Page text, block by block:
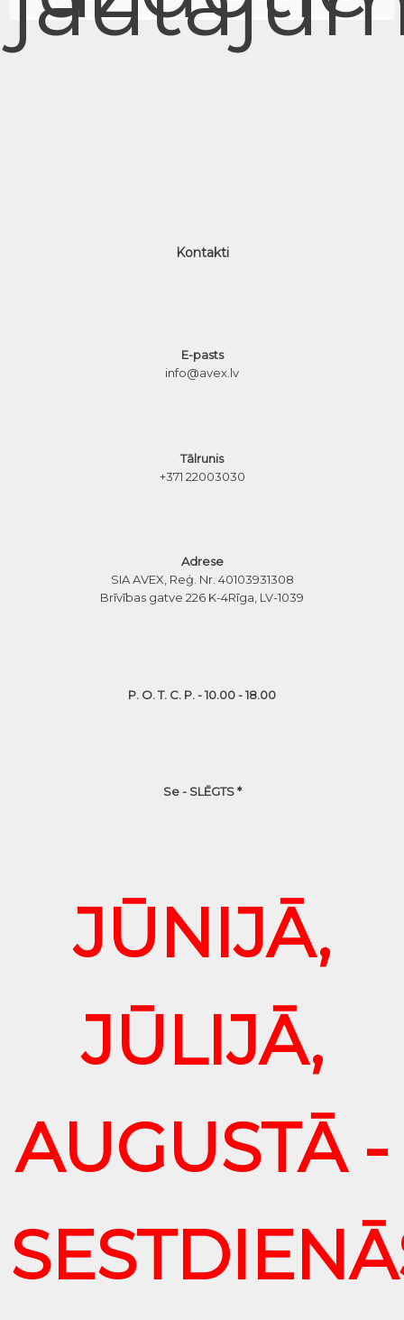
Kontakti
E-pasts
info@avex.lv
Tālrunis
+371 22003030
Adrese
SIA AVEX, Reģ. Nr. 40103931308
Brīvības gatve 226 K-4Rīga, LV-1039
P. O. T. C. P. - 10.00 - 18.00
Se - SLĒGTS *
JŪNIJĀ,
JŪLIJĀ,
AUGUSTĀ -